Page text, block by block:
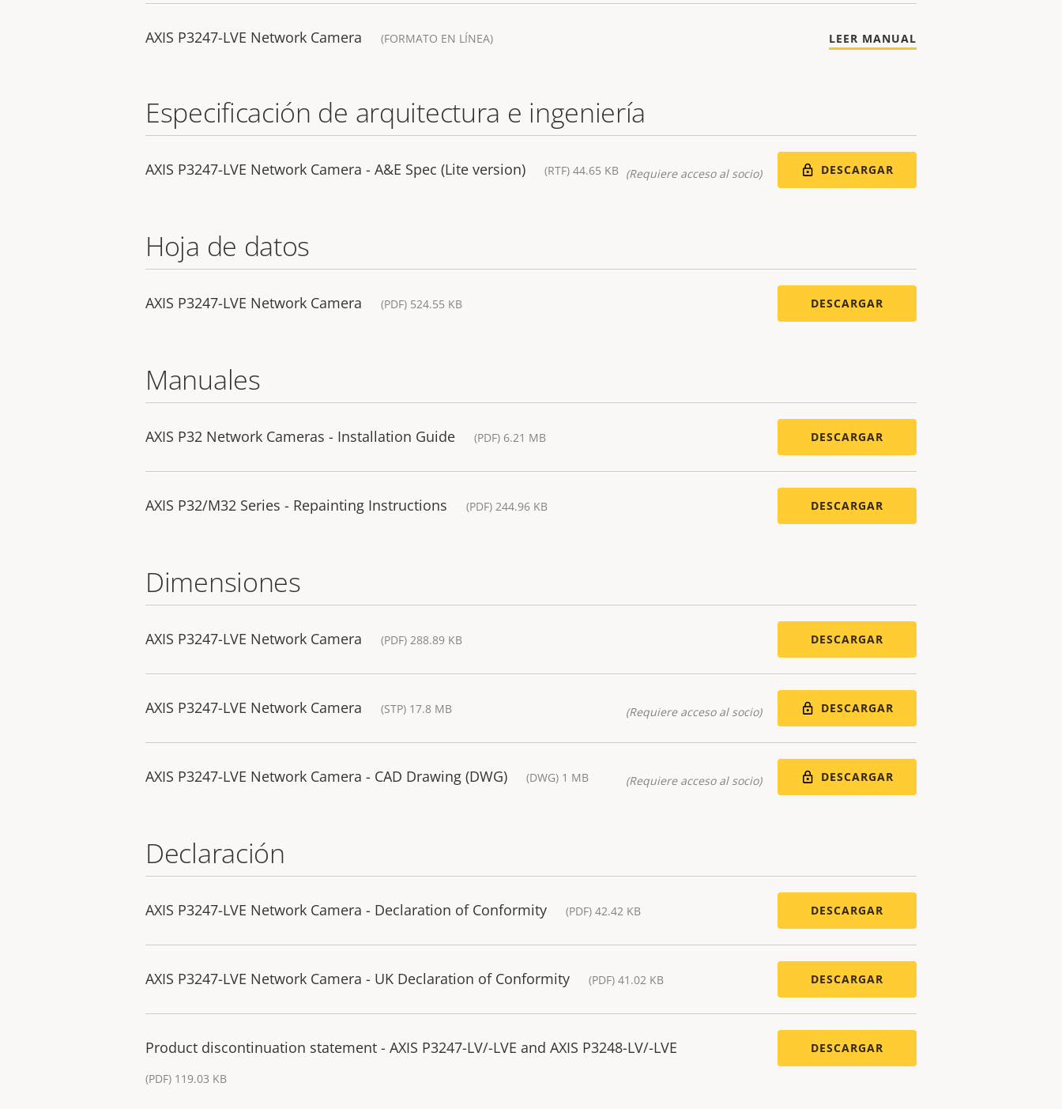
AXIS P3247-LVE Network Camera (FORMATO EN LÍNEA) LEER MANUAL
Especificación de arquitectura e ingeniería
AXIS P3247-LVE Network Camera - A&E Spec (Lite version) (RTF) 44.65 KB (Requiere acceso al socio) DESCARGAR
Hoja de datos
AXIS P3247-LVE Network Camera (PDF) 524.55 KB DESCARGAR
Manuales
AXIS P32 Network Cameras - Installation Guide (PDF) 6.21 MB DESCARGAR
AXIS P32/M32 Series - Repainting Instructions (PDF) 244.96 KB DESCARGAR
Dimensiones
AXIS P3247-LVE Network Camera (PDF) 288.89 KB DESCARGAR
AXIS P3247-LVE Network Camera (STP) 17.8 MB (Requiere acceso al socio) DESCARGAR
AXIS P3247-LVE Network Camera - CAD Drawing (DWG) (DWG) 1 MB (Requiere acceso al socio) DESCARGAR
Declaración
AXIS P3247-LVE Network Camera - Declaration of Conformity (PDF) 42.42 KB DESCARGAR
AXIS P3247-LVE Network Camera - UK Declaration of Conformity (PDF) 41.02 KB DESCARGAR
Product discontinuation statement - AXIS P3247-LV/-LVE and AXIS P3248-LV/-LVE
(PDF) 119.03 KB
DESCARGAR